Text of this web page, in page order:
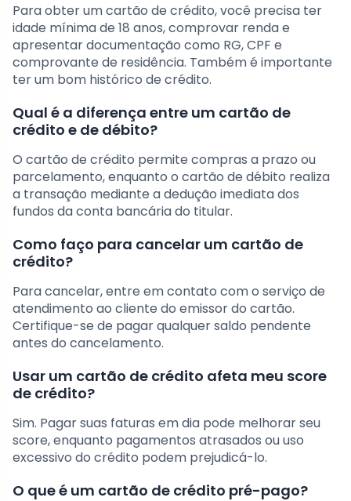
Para obter um cartão de crédito, você precisa ter
idade mínima de 18 anos, comprovar renda e
apresentar documentação como RG, CPF e
comprovante de residência. Também é importante
ter um bom histórico de crédito.
Qual é a diferença entre um cartão de
crédito e de débito?
O cartão de crédito permite compras a prazo ou
parcelamento, enquanto o cartão de débito realiza
a transação mediante a dedução imediata dos
fundos da conta bancária do titular.
Como faço para cancelar um cartão de
crédito?
Para cancelar, entre em contato com o serviço de
atendimento ao cliente do emissor do cartão.
Certifique-se de pagar qualquer saldo pendente
antes do cancelamento.
Usar um cartão de crédito afeta meu score
de crédito?
Sim. Pagar suas faturas em dia pode melhorar seu
score, enquanto pagamentos atrasados ou uso
excessivo do crédito podem prejudicá-lo.
O que é um cartão de crédito pré-pago?